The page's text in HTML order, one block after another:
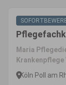
Maria
Krankenpflege
Köln Poll am